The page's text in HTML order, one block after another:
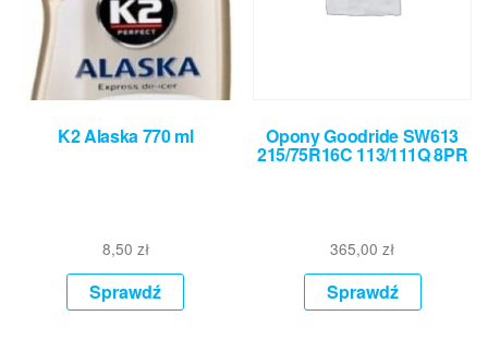
K2 Alaska 770 ml
8,50 zł
Sprawdź
Opony Goodride SW613
215/75R16C 113/111Q 8PR
365,00zł
Sprawdź